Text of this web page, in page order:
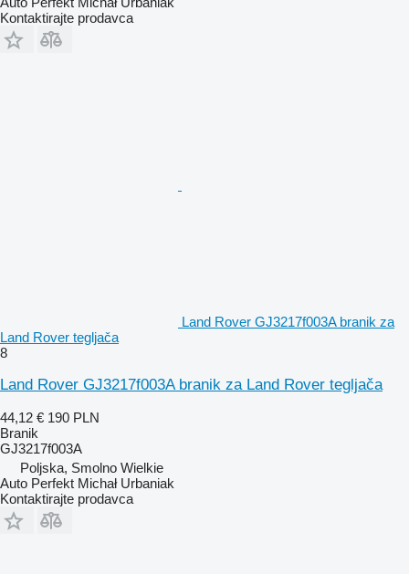
Kontaktirajte prodavca
Land Rover GJ3217f003A branik za
Land Rover tegljača
8
Land Rover GJ3217f003A branik za Land Rover tegljača
44,12 € 190 PLN
Branik
GJ3217f003A
Poljska, Smolno Wielkie
Auto Perfekt Michał Urbaniak
Kontaktirajte prodavca